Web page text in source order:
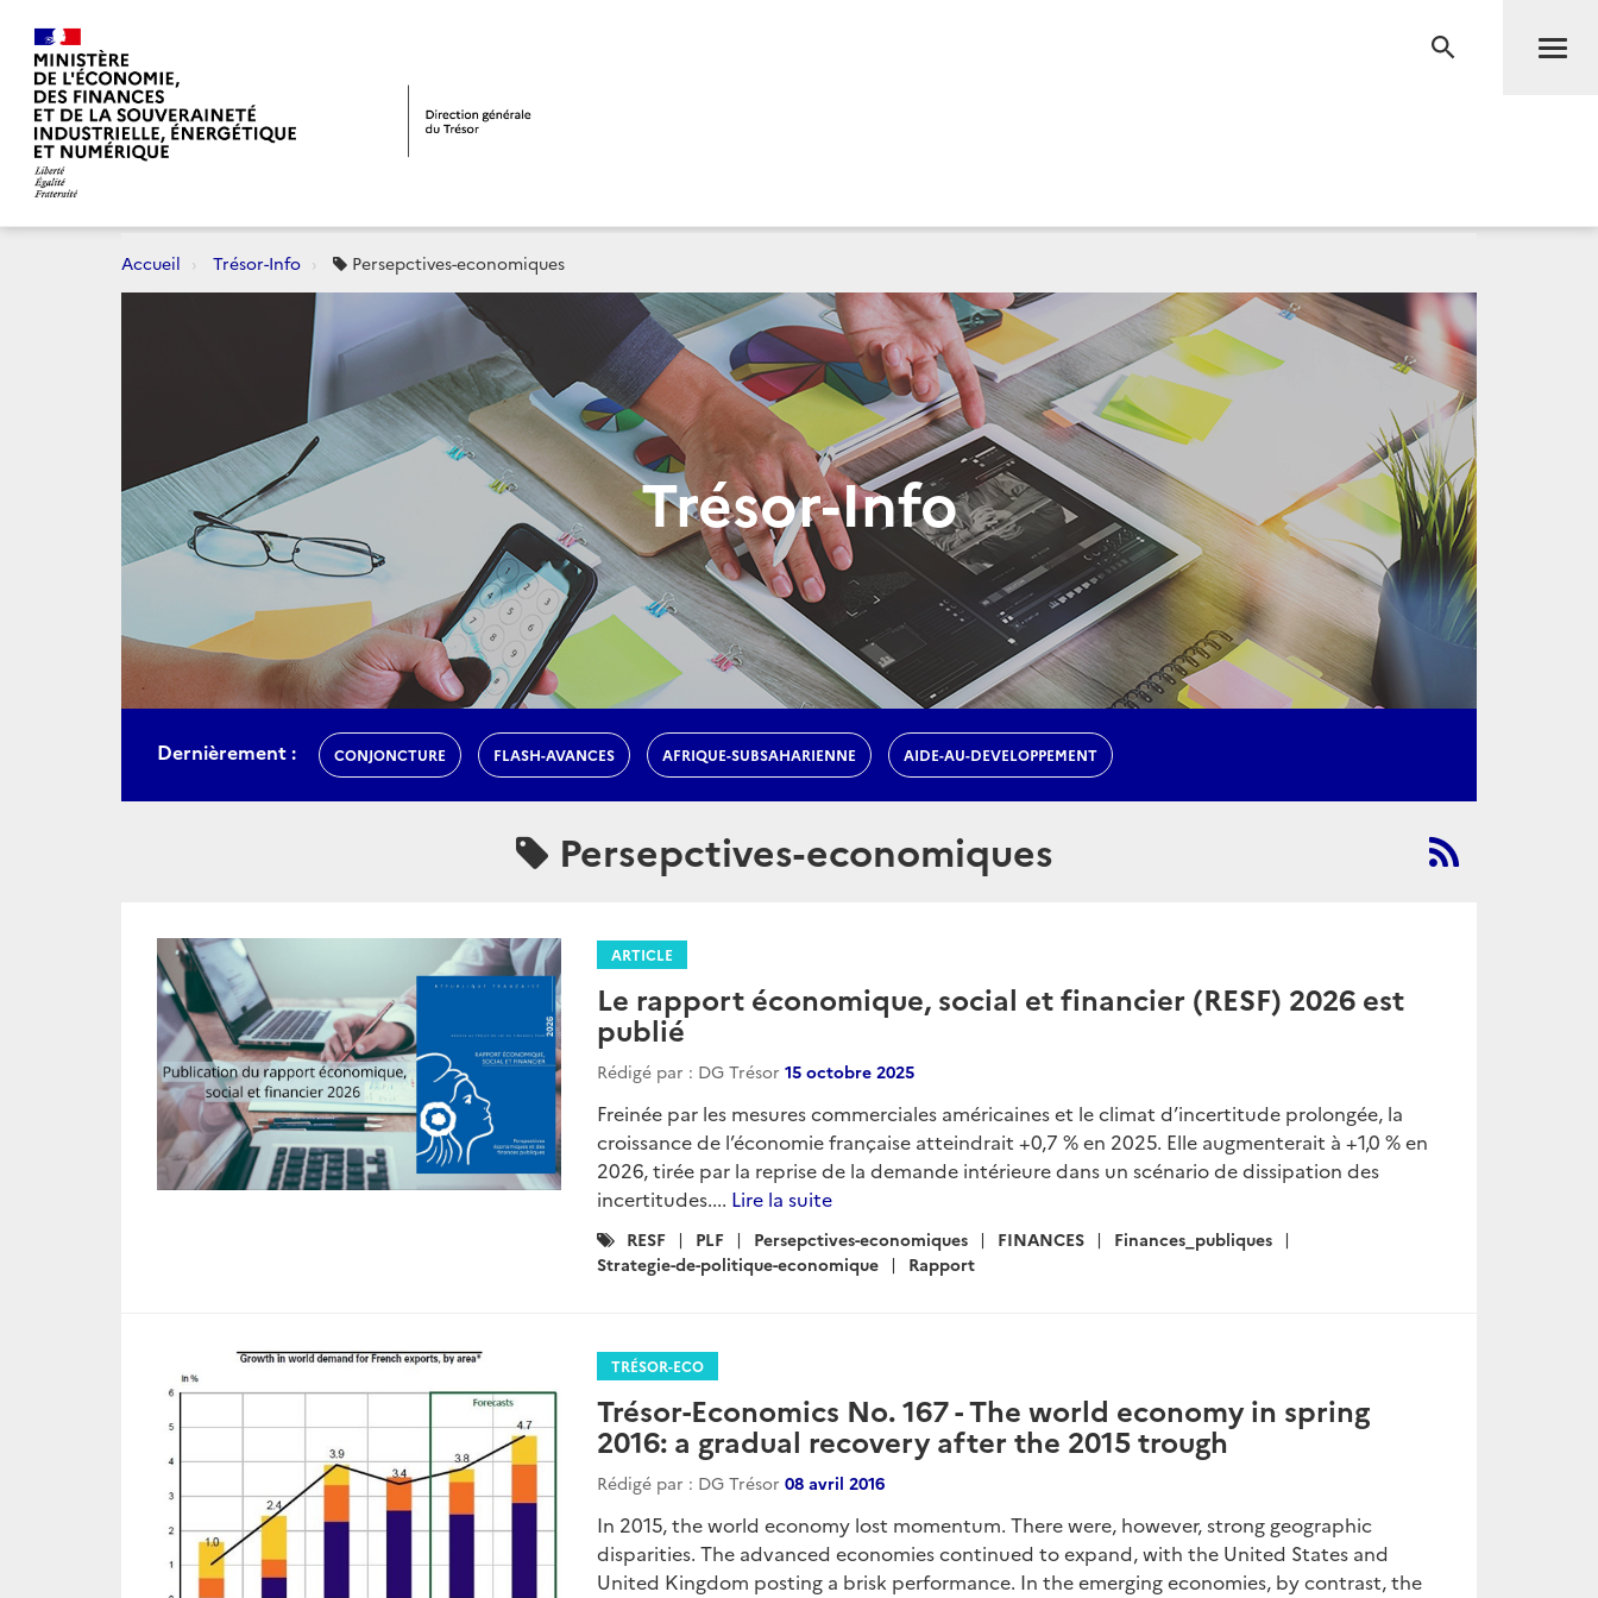
RECHERCHE
Accueil Trésor-Info Persepctives-economiques
Trésor-Info
Dernièrement : CONJONCTURE FLASH-AVANCES AFRIQUE-SUBSAHARIENNE AIDE-AU-DEVELOPPEMENT
Persepctives-economiques
ARTICLE
Le rapport économique, social et financier (RESF) 2026 est
publié
Rédigé par : DG Trésor 15 octobre 2025
Freinée par les mesures commerciales américaines et le climat d’incertitude prolongée, la
croissance de l’économie française atteindrait +0,7 % en 2025. Elle augmenterait à +1,0 % en
2026, tirée par la reprise de la demande intérieure dans un scénario de dissipation des
incertitudes.... Lire la suite
Catégories
:
RESF PLF Persepctives-economiques FINANCES
Finances_publiques
Strategie-de-politique-economique
Rapport
TRÉSOR-ECO
Trésor-Economics No. 167 - The world economy in spring
2016: a gradual recovery after the 2015 trough
Rédigé par : DG Trésor 08 avril 2016
In 2015, the world economy lost momentum. There were, however, strong geographic
disparities. The advanced economies continued to expand, with the United States and
United Kingdom posting a brisk performance. In the emerging economies, by contrast, the